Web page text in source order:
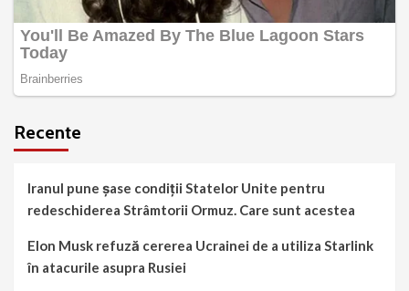
Recente
Iranul pune șase condiții Statelor Unite pentru
redeschiderea Strâmtorii Ormuz. Care sunt acestea
Elon Musk refuză cererea Ucrainei de a utiliza Starlink
în atacurile asupra Rusiei